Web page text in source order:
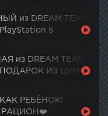
из DREAM TEAM
5
из DREAM TEAM
ПОДАРОК ИЗ ЦУМ
РЕБЁНОК!
РАЦИОН❤️